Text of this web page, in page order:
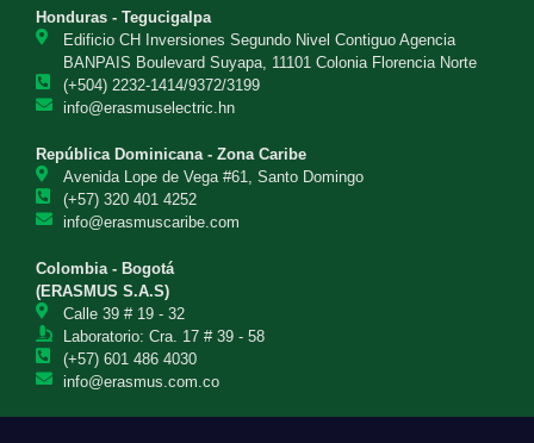
Honduras - Tegucigalpa
Edificio CH Inversiones Segundo Nivel Contiguo Agencia
BANPAIS Boulevard Suyapa, 11101 Colonia Florencia Norte
(+504) 2232-1414/9372/3199
info@erasmuselectric.hn
República Dominicana - Zona Caribe
Avenida Lope de Vega #61, Santo Domingo
(+57) 320 401 4252
info@erasmuscaribe.com
Colombia - Bogotá
(ERASMUS S.A.S)
Calle 39 # 19 - 32
Laboratorio: Cra. 17 # 39 - 58
(+57) 601 486 4030
info@erasmus.com.co